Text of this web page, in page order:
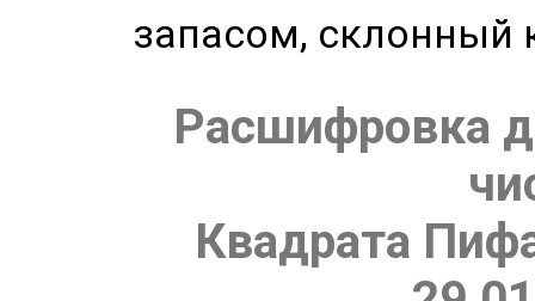
запасом, склонный
Расшифровка
Квадрата